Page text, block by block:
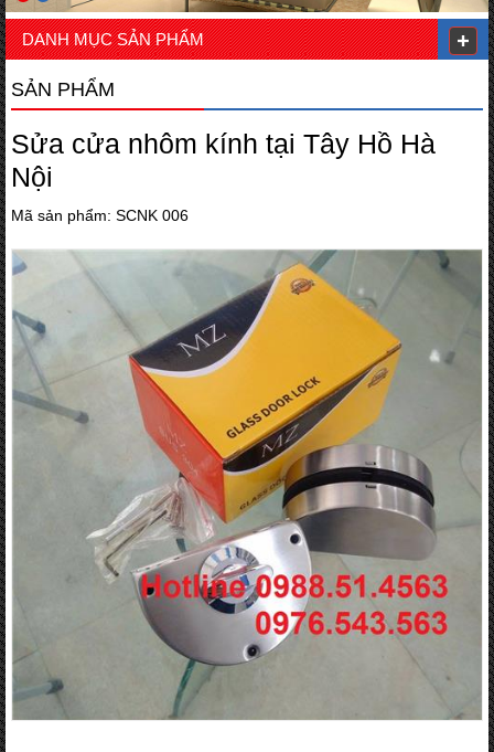
DANH MỤC SẢN PHẨM
SẢN PHẨM
Sửa cửa nhôm kính tại Tây Hồ Hà
Nội
Mã sản phẩm: SCNK 006